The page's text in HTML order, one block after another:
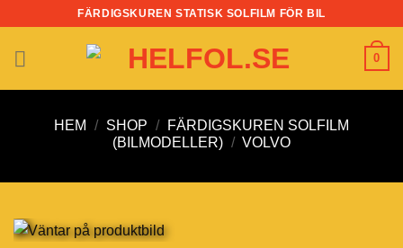
content
FÄRDIGSKUREN STATISK SOLFILM FÖR BIL
0
HEM / SHOP /
FÄRDIGSKUREN SOLFILM
(BILMODELLER) / VOLVO